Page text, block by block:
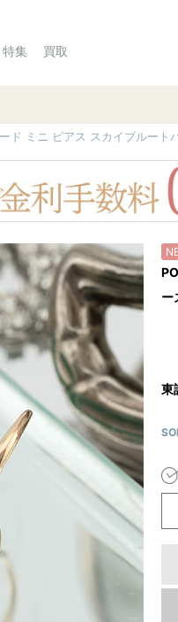
特集 買取
ド ミニ ピアス スカイブルート
ー
東